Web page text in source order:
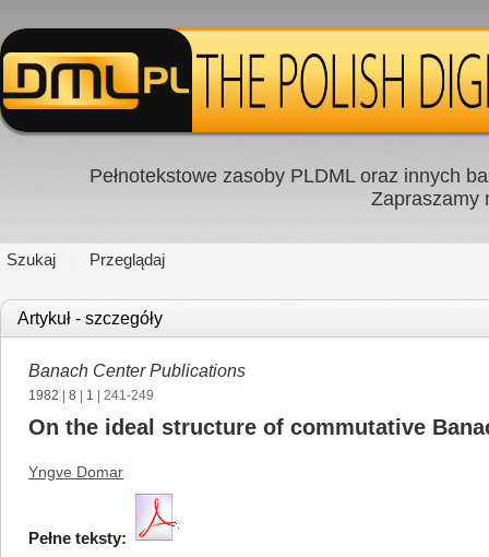
Pełnotekstowe zasoby PLDML oraz innych
Zapraszamy
Szukaj Przeglądaj
Artykuł - szczegóły
Banach Center Publications
1982 8 1 | 241-249
On the ideal structure of commutative
Yngve Domar
Pełne teksty: